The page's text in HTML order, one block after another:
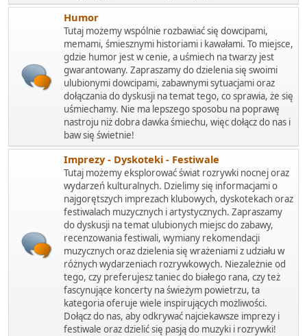
Humor
Tutaj możemy wspólnie rozbawiać się dowcipami,
memami, śmiesznymi historiami i kawałami. To miejsce,
gdzie humor jest w cenie, a uśmiech na twarzy jest
gwarantowany. Zapraszamy do dzielenia się swoimi
ulubionymi dowcipami, zabawnymi sytuacjami oraz
dołączania do dyskusji na temat tego, co sprawia, że się
uśmiechamy. Nie ma lepszego sposobu na poprawę
nastroju niż dobra dawka śmiechu, więc dołącz do nas i
baw się świetnie!
Imprezy - Dyskoteki - Festiwale
Tutaj możemy eksplorować świat rozrywki nocnej oraz
wydarzeń kulturalnych. Dzielimy się informacjami o
najgorętszych imprezach klubowych, dyskotekach oraz
festiwalach muzycznych i artystycznych. Zapraszamy
do dyskusji na temat ulubionych miejsc do zabawy,
recenzowania festiwali, wymiany rekomendacji
muzycznych oraz dzielenia się wrażeniami z udziału w
różnych wydarzeniach rozrywkowych. Niezależnie od
tego, czy preferujesz taniec do białego rana, czy też
fascynujące koncerty na świeżym powietrzu, ta
kategoria oferuje wiele inspirujących możliwości.
Dołącz do nas, aby odkrywać najciekawsze imprezy i
festiwale oraz dzielić się pasją do muzyki i rozrywki!